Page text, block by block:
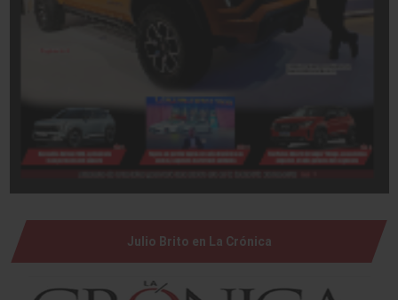
Julio Brito en La Crónica